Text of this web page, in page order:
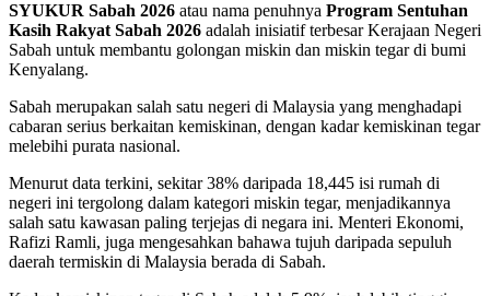
SYUKUR Sabah 2026 atau nama penuhnya Program Sentuhan
Kasih Rakyat Sabah 2026 adalah inisiatif terbesar Kerajaan Negeri
Sabah untuk membantu golongan miskin dan miskin tegar di bumi
Kenyalang.
Sabah merupakan salah satu negeri di Malaysia yang menghadapi
cabaran serius berkaitan kemiskinan, dengan kadar kemiskinan tegar
melebihi purata nasional.
Menurut data terkini, sekitar 38% daripada 18,445 isi rumah di
negeri ini tergolong dalam kategori miskin tegar, menjadikannya
salah satu kawasan paling terjejas di negara ini. Menteri Ekonomi,
Rafizi Ramli, juga mengesahkan bahawa tujuh daripada sepuluh
daerah termiskin di Malaysia berada di Sabah.